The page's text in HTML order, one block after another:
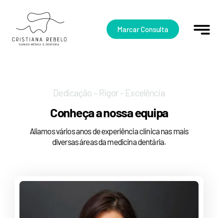
content
Marcar Consulta
Dedicação – Rigor – Excelência
Conheça a nossa equipa
Aliamos vários anos de experiência clínica nas mais
diversas áreas da medicina dentária.